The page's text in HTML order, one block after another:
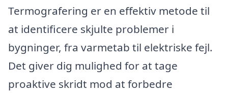
Termografering er en effektiv metode til
at identificere skjulte problemer i
bygninger, fra varmetab til elektriske fejl.
Det giver dig mulighed for at tage
proaktive skridt mod at forbedre